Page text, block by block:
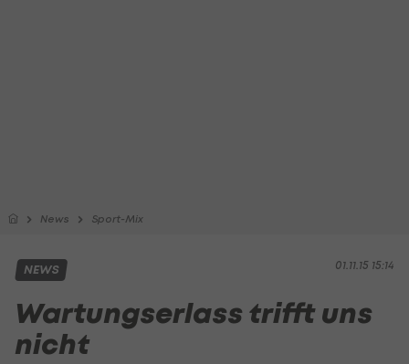
News Sport-Mix
01.11.15 15:14
NEWS
Wartungserlass trifft uns
nicht